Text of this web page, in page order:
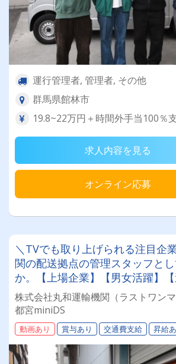
運行管理者, 管理者, その他
群馬県館林市
19.8~22万円＋時間外手当100％
求人内容を見る
オンライン応募
＼TVでも取り上げられる注目企
関の配送拠点の管理スタッフと
か。【上場企業】【男女活躍】
遇面充実】安定した環境＆収入を
2回》《退職金あり》《平均月収
株式会社丸和運輸機関（ラストワン
都宮miniDS
動画あり 賞与あり 交通費支給 昇給